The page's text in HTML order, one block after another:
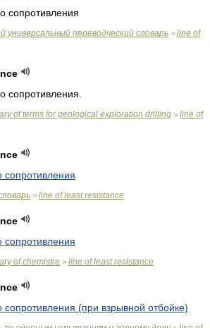
сопротивления
универсальный переводческий словарь > line of
сопротивления.
of terms for geological exploration drilling > line of
> line of least resistance
of chemistre > line of least resistance
(при взрывной отбойке)